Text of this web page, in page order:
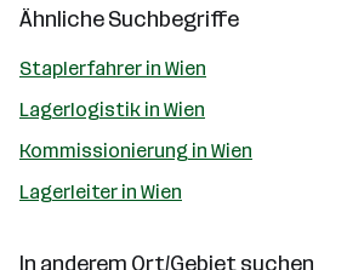
Ähnliche Suchbegriffe
Staplerfahrer in Wien
Lagerlogistik in Wien
Kommissionierung in Wien
Lagerleiter in Wien
In anderem Ort/Gebiet suchen